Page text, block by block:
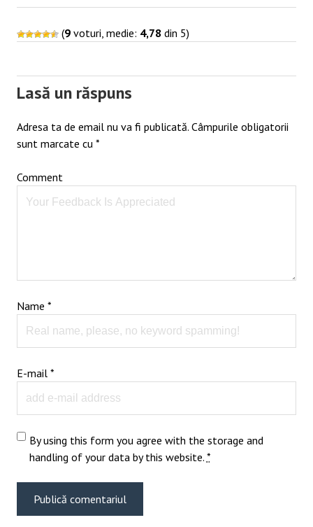
(9 voturi, medie: 4,78 din 5)
Lasă un răspuns
Adresa ta de email nu va fi publicată. Câmpurile obligatorii
sunt marcate cu *
Comment
Name *
E-mail *
By using this form you agree with the storage and
handling of your data by this website. *